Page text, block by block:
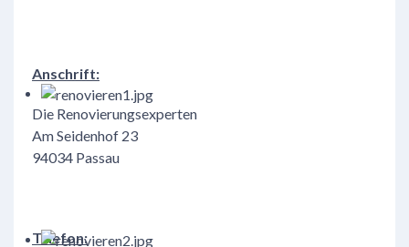
Anschrift:
Die Renovierungsexperten
Am Seidenhof 23
94034 Passau
Telefon: